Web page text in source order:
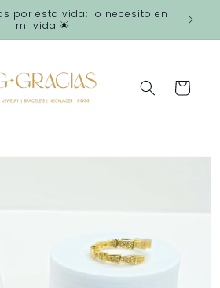
por esta vida; lo necesito en
mi vida 🌟
Carrito